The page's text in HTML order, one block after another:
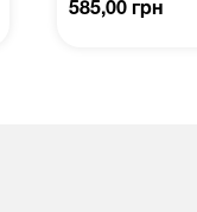
585,00 грн